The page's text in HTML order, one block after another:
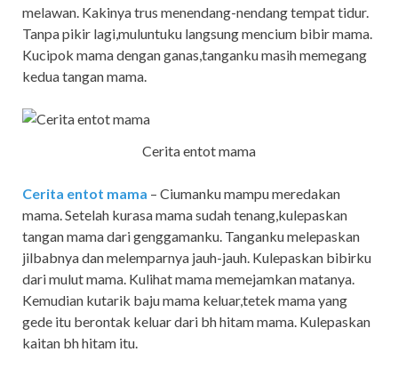
melawan. Kakinya trus menendang-nendang tempat tidur.
Tanpa pikir lagi,muluntuku langsung mencium bibir mama.
Kucipok mama dengan ganas,tanganku masih memegang
kedua tangan mama.
Cerita entot mama
Cerita entot mama – Ciumanku mampu meredakan
mama. Setelah kurasa mama sudah tenang,kulepaskan
tangan mama dari genggamanku. Tanganku melepaskan
jilbabnya dan melemparnya jauh-jauh. Kulepaskan bibirku
dari mulut mama. Kulihat mama memejamkan matanya.
Kemudian kutarik baju mama keluar,tetek mama yang
gede itu berontak keluar dari bh hitam mama. Kulepaskan
kaitan bh hitam itu.